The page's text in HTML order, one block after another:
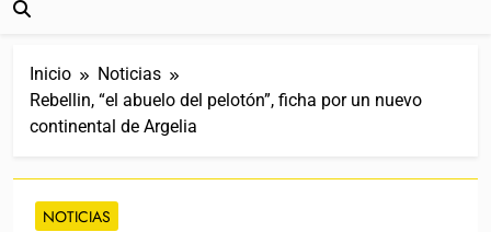
Inicio
Noticias
Rebellin, “el abuelo del pelotón”, ficha por un nuevo
continental de Argelia
NOTICIAS